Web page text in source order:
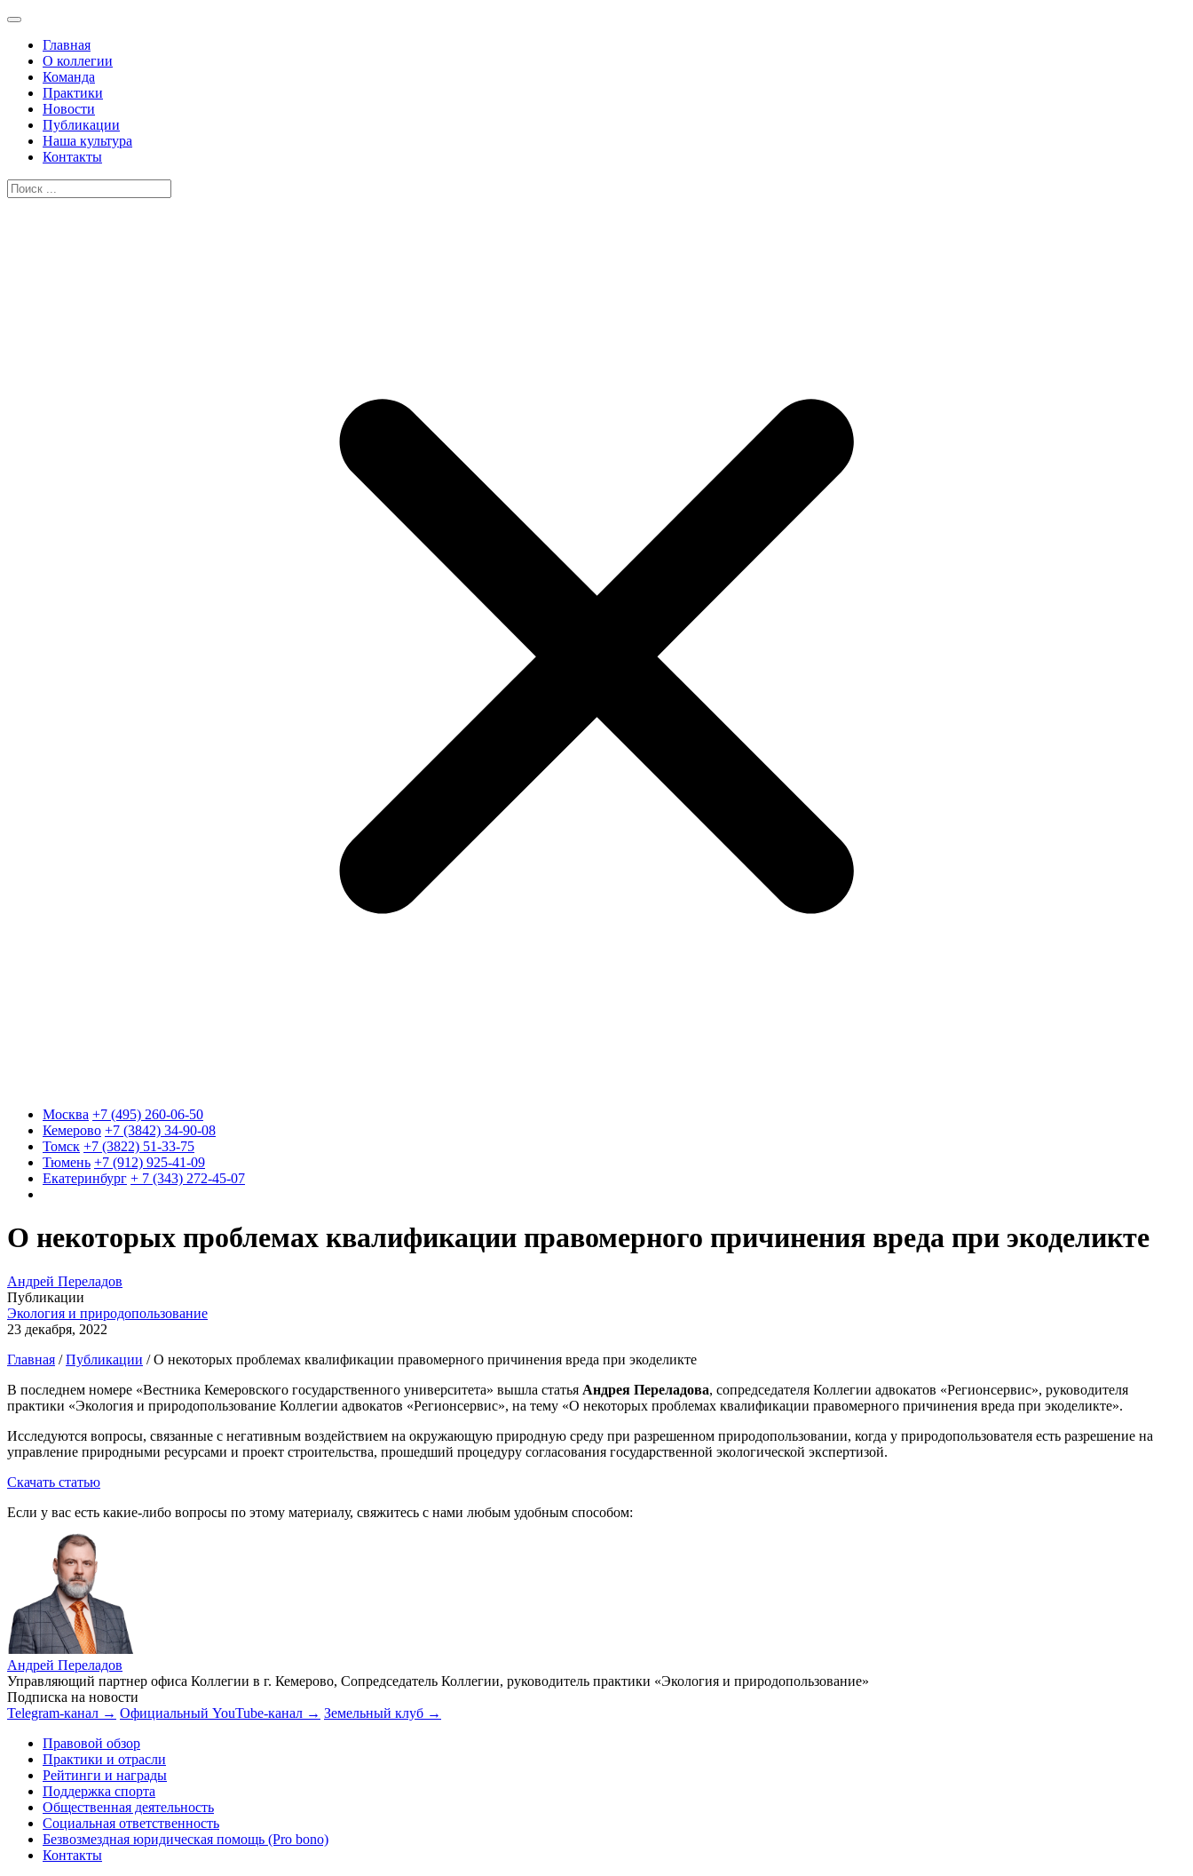
Главная
О коллегии
Команда
Практики
Новости
Публикации
Наша культура
Контакты
Москва +7 (495) 260-06-50
Кемерово +7 (3842) 34-90-08
Томск +7 (3822) 51-33-75
Тюмень +7 (912) 925-41-09
Екатеринбург + 7 (343) 272-45-07
О некоторых проблемах квалификации правомерного причинения вреда при экоделикте
Андрей Переладов
Публикации
Экология и природопользование
23 декабря, 2022
Главная /Публикации /О некоторых проблемах квалификации правомерного причинения вреда при экоделикте
В последнем номере «Вестника Кемеровского государственного университета» вышла статья Андрея Переладова, сопредседателя Коллегии адвокатов «Регионсервис», руководителя
практики «Экология и природопользование Коллегии адвокатов «Регионсервис», на тему «О некоторых проблемах квалификации правомерного причинения вреда при экоделикте».
Исследуются вопросы, связанные с негативным воздействием на окружающую природную среду при разрешенном природопользовании, когда у природопользователя есть разрешение на
управление природными ресурсами и проект строительства, прошедший процедуру согласования государственной экологической экспертизой.
Скачать статью
Если у вас есть какие-либо вопросы по этому материалу, свяжитесь с нами любым удобным способом:
Андрей Переладов
Управляющий партнер офиса Коллегии в г. Кемерово, Сопредседатель Коллегии, руководитель практики «Экология и природопользование»
Подписка на новости
Telegram-канал → Официальный YouTube-канал → Земельный клуб →
Правовой обзор
Практики и отрасли
Рейтинги и награды
Поддержка спорта
Общественная деятельность
Социальная ответственность
Безвозмездная юридическая помощь (Pro bono)
Контакты